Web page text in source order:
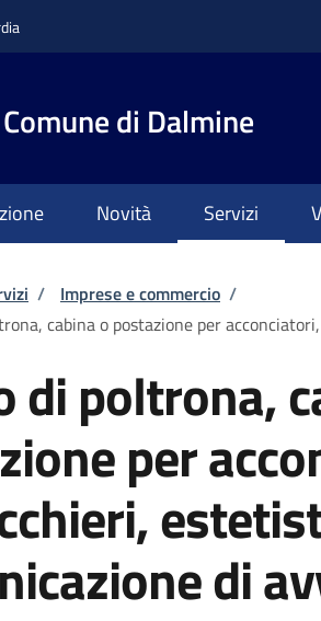
Comune di Dalmine
Novità Servizi
di pane
/ Imprese e commercio /
cabina o postazione per
di poltrona,
per
di